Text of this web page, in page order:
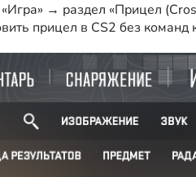
→ раздел «Прицел
прицел в CS2 без команд